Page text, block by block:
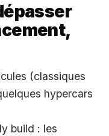
(classiques
hypercars
build : les